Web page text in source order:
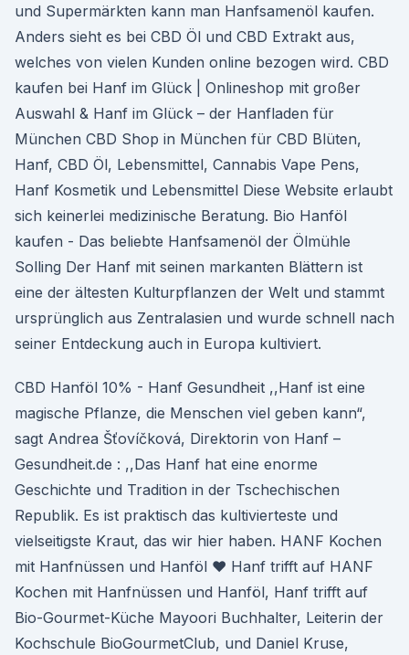
und Supermärkten kann man Hanfsamenöl kaufen.
Anders sieht es bei CBD Öl und CBD Extrakt aus,
welches von vielen Kunden online bezogen wird. CBD
kaufen bei Hanf im Glück | Onlineshop mit großer
Auswahl & Hanf im Glück – der Hanfladen für
München CBD Shop in München für CBD Blüten,
Hanf, CBD Öl, Lebensmittel, Cannabis Vape Pens,
Hanf Kosmetik und Lebensmittel Diese Website erlaubt
sich keinerlei medizinische Beratung. Bio Hanföl
kaufen - Das beliebte Hanfsamenöl der Ölmühle
Solling Der Hanf mit seinen markanten Blättern ist
eine der ältesten Kulturpflanzen der Welt und stammt
ursprünglich aus Zentralasien und wurde schnell nach
seiner Entdeckung auch in Europa kultiviert.
CBD Hanföl 10% - Hanf Gesundheit ,,Hanf ist eine
magische Pflanze, die Menschen viel geben kann“,
sagt Andrea Šťovíčková, Direktorin von Hanf –
Gesundheit.de : ,,Das Hanf hat eine enorme
Geschichte und Tradition in der Tschechischen
Republik. Es ist praktisch das kultivierteste und
vielseitigste Kraut, das wir hier haben. HANF Kochen
mit Hanfnüssen und Hanföl ♥ Hanf trifft auf HANF
Kochen mit Hanfnüssen und Hanföl, Hanf trifft auf
Bio-Gourmet-Küche Mayoori Buchhalter, Leiterin der
Kochschule BioGourmetClub, und Daniel Kruse,